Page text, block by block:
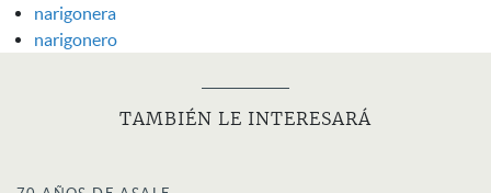
narigonera
narigonero
TAMBIÉN LE INTERESARÁ